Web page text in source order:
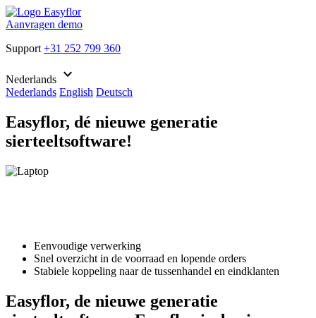
Aanvragen demo
Support +31 252 799 360
Nederlands keyboard_arrow_down
Nederlands English Deutsch
Easyflor, dé nieuwe generatie
sierteeltsoftware!
Eenvoudige verwerking
Snel overzicht in de voorraad en lopende orders
Stabiele koppeling naar de tussenhandel en eindklanten
Easyflor, de nieuwe generatie